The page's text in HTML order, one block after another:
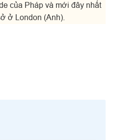
của Pháp và mới đây nhất
ở London (Anh).